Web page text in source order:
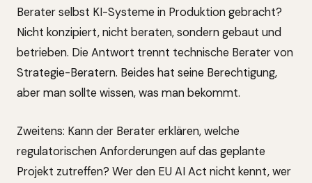
Berater selbst KI-Systeme in Produktion gebracht?
Nicht konzipiert, nicht beraten, sondern gebaut und
betrieben. Die Antwort trennt technische Berater von
Strategie-Beratern. Beides hat seine Berechtigung,
aber man sollte wissen, was man bekommt.
Zweitens: Kann der Berater erklären, welche
regulatorischen Anforderungen auf das geplante
Projekt zutreffen? Wer den EU AI Act nicht kennt, wer